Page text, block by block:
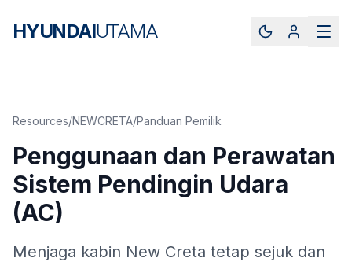
HYUNDAIUTAMA
Resources/NEWCRETA/Panduan Pemilik
Penggunaan dan Perawatan
Sistem Pendingin Udara
(AC)
Menjaga kabin New Creta tetap sejuk dan